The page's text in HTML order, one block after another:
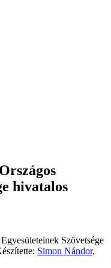
hivatalos
Szövetsége
Simon Nándor,